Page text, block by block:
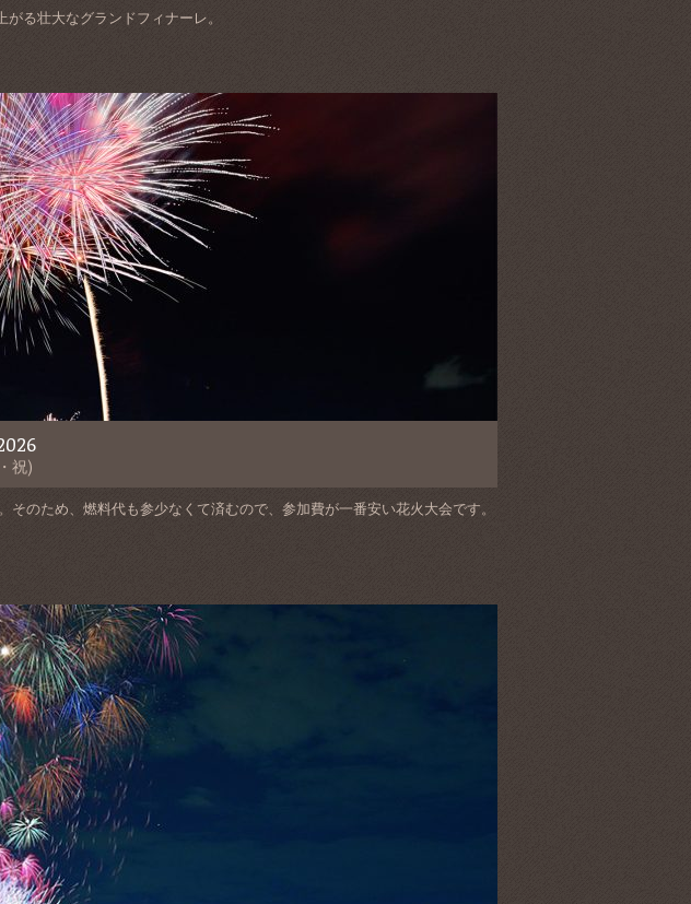
る壮大なグランドフィナーレ。
祝)
のため、燃料代も参少なくて済むので、参加費が一番安い花火大会です。